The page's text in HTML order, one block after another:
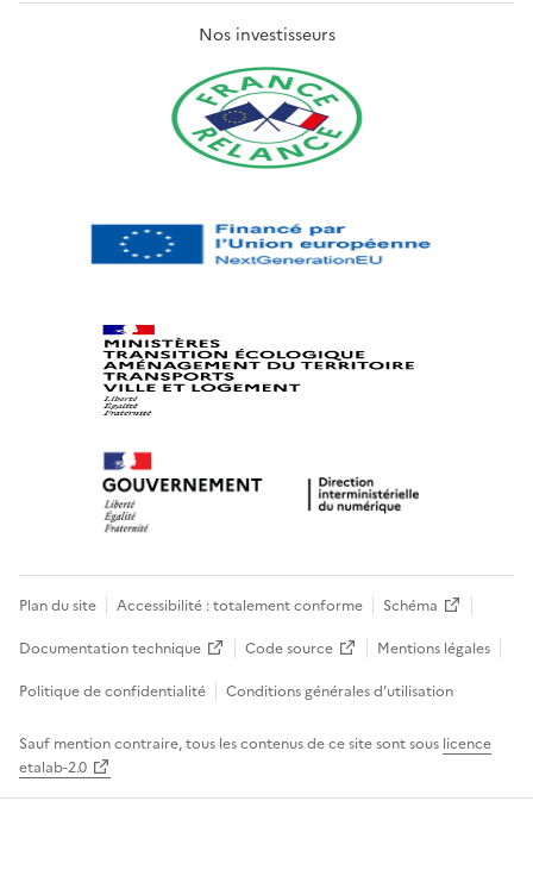
Nos investisseurs
Plan du site Accessibilité : totalement conforme
Schéma
Documentation technique
Code source
Mentions légales
Politique de confidentialité
Conditions générales d’utilisation
Sauf mention contraire, tous les contenus de ce site sont sous licence
etalab-2.0